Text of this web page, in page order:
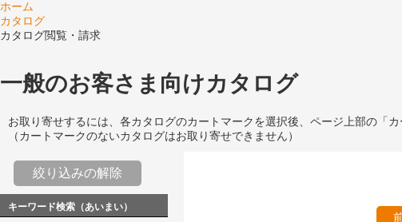
ホーム
カタログ
カタログ閲覧・請求
一般のお客さま向けカタログ
お取り寄せするには、各カタログのカートマークを選択後、ページ上部の「
（カートマークのないカタログはお取り寄せできません）
絞り込みの解除
キーワード検索（あいまい）